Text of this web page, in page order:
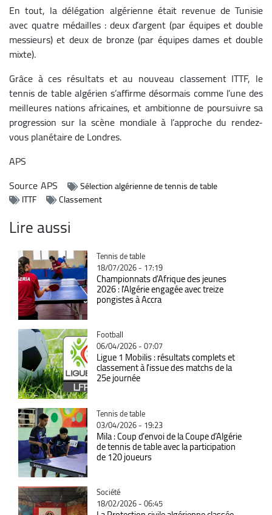
En tout, la délégation algérienne était revenue de Tunisie
avec quatre médailles : deux d’argent (par équipes et double
messieurs) et deux de bronze (par équipes dames et double
mixte).
Grâce à ces résultats et au nouveau classement ITTF, le
tennis de table algérien s’affirme désormais comme l’une des
meilleures nations africaines, et ambitionne de poursuivre sa
progression sur la scène mondiale à l’approche du rendez-
vous planétaire de Londres.
APS
SourceAPS
Sélection algérienne de tennis de table
ITTF
Classement
Lire aussi
Catégorie
Tennis de table
18/07/2026 - 17:19
Championnats d'Afrique des jeunes
2026 : l'Algérie engagée avec treize
pongistes à Accra
Catégorie
Football
06/04/2026 - 07:07
Ligue 1 Mobilis : résultats complets et
classement à l'issue des matchs de la
25e journée
Catégorie
Tennis de table
03/04/2026 - 19:23
Mila : Coup d’envoi de la Coupe d’Algérie
de tennis de table avec la participation
de 120 joueurs
Catégorie
Société
18/02/2026 - 06:45